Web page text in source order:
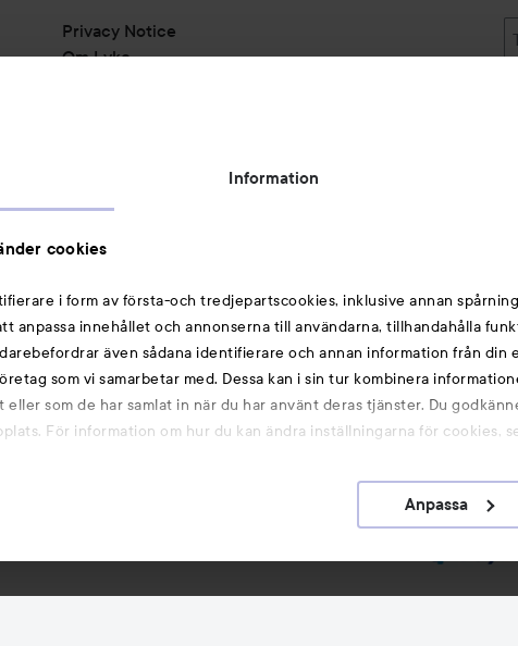
Information
cookies
i form av första-och tredjepartscookies, inklusive annan
anpassa innehållet och annonserna till användarna, tillhandahålla
även sådana identifierare och annan information från din
som vi samarbetar med. Dessa kan i sin tur kombinera
eller som de har samlat in när du har använt deras tjänster. Du
För information om hur du kan ändra inställningarna för cookies,
Anpassa
Privacy Notice
Om Lyko
Michael Edwards Fragrances of the World
Cookie Consent
Partners
Du kanske också gillar
Smink
Hårnålar